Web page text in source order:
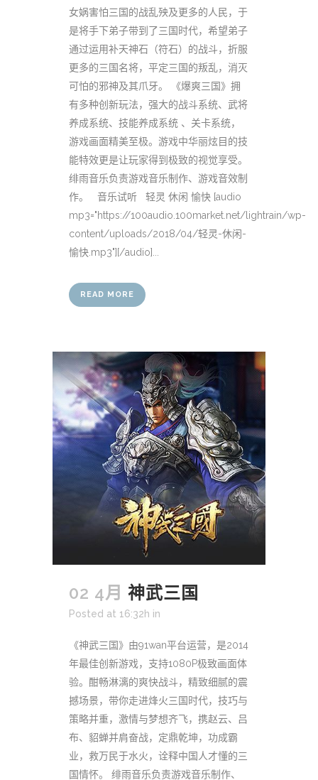
女娲害怕三国的战乱殃及更多的人民，于
是将手下弟子带到了三国时代，希望弟子
通过运用补天神石（符石）的战斗，折服
更多的三国名将，平定三国的叛乱，消灭
可怕的邪神及其爪牙。 《爆爽三国》拥
有多种创新玩法，强大的战斗系统、武将
养成系统、技能养成系统 、关卡系统，
游戏画面精美至极。游戏中华丽炫目的技
能特效更是让玩家得到极致的视觉享受。
绯雨音乐负责游戏音乐制作、游戏音效制
作。 音乐试听 轻灵 休闲 愉快 [audio
mp3="https://100audio.100market.net/lightrain/wp-
content/uploads/2018/04/轻灵-休闲-
愉快.mp3"][/audio]...
READ MORE
02 4月 神武三国
Posted at 16:32h in
《神武三国》由91wan平台运营，是2014
年最佳创新游戏，支持1080P极致画面体
验。酣畅淋漓的爽快战斗，精致细腻的震
撼场景，带你走进烽火三国时代，技巧与
策略并重，激情与梦想齐飞，携赵云、吕
布、貂蝉并肩奋战，定鼎乾坤，功成霸
业，救万民于水火，诠释中国人才懂的三
国情怀。 绯雨音乐负责游戏音乐制作、